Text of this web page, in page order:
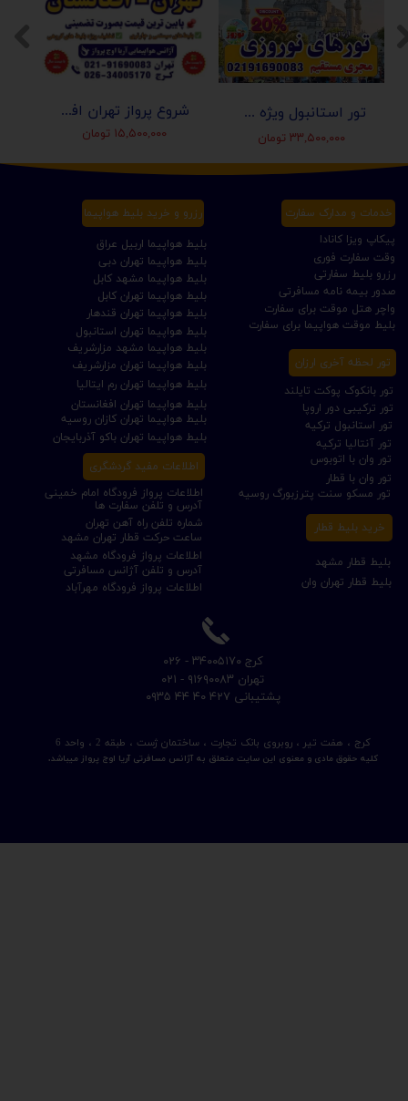
شروع پرواز تهران افغانستان (کابل-مزارشریف-هرات-قندهار)
۱۵,۵۰۰,۰۰۰ تومان
تور استانبول ویژه عید نوروز 1405 | مجری مستقیم ✈️
۳۳,۵۰۰,۰۰۰ تومان
کلیه حقوق مادی و معنوی این سایت متعلق به آژانس مسافرتی آریا اوج پرواز میباشد.
​تهران ۹۱۶۹۰۰۸۳ - ۰۲۱
کرج ، هفت تیر ، روبروی بانک تجارت ، ساختمان ژست ، طبقه 2 ، واحد 6
​کرج ۳۴۰۰۵۱۷۰ - ۰۲۶
​پشتیبانی ۴۲۷ ۴۰ ۴۴ ۰۹۳۵
تور ترکیبی دور اروپا
رزرو بلیط سفارتی
پیکاپ ویزا کانادا
بلیط هواپیما تهران کابل
بلیط هواپیما تهران مزارشریف
بلیط هواپیما مشهد کابل
بلیط هواپیما تهران قندهار
بلیط هواپیما تهران افغانستان
بلیط هواپیما مشهد مزارشریف
بلیط قطار تهران وان
بلیط قطار مشهد
بلیط موقت هواپیما برای سفارت
واچر هتل موقت برای سفارت
بلیط هواپیما تهران رم ایتالیا
اطلاعات پرواز فرودگاه امام خمینی
بلیط هواپیما تهران دبی
بلیط هواپیما تهران باکو آذربایجان
بلیط هواپیما تهران استانبول
بلیط هواپیما تهران کازان روسیه
بلیط هواپیما اربیل عراق
صدور بیمه نامه مسافرتی
تور آنتالیا ترکیه
تور استانبول ترکیه
تور مسکو سنت پترزبورگ روسیه
تور وان با قطار
تور بانکوک پوکت تایلند
تور وان با اتوبوس
ساعت حرکت قطار تهران مشهد
خرید بلیط قطار
خدمات و مدارک سفارت رزرو و خرید بلیط هواپیما
تور لحظه آخری ارزان
شماره تلفن راه آهن تهران
وقت سفارت فوری
اطلاعات پرواز فرودگاه مهرآباد
اطلاعات پرواز فرودگاه مشهد
آدرس و تلفن سفارت ها
آدرس و تلفن آژانس مسافرتی
اطلاعات مفید گردشگری